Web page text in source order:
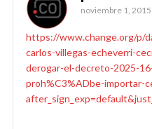
noviembre 1, 2015
https://www.change.org/p/
carlos-villegas-echeverri-
derogar-el-decreto-2025-
proh%C3%ADbe-importar-